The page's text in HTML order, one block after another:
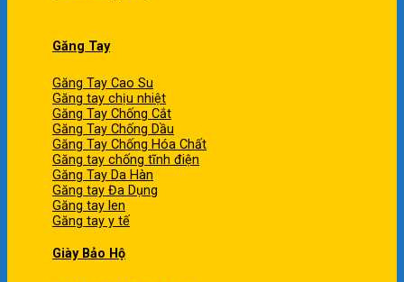
Găng Tay
Găng Tay Cao Su
Găng tay chịu nhiệt
Găng Tay Chống Cắt
Găng Tay Chống Dầu
Găng Tay Chống Hóa Chất
Găng tay chống tĩnh điện
Găng Tay Da Hàn
Găng tay Đa Dụng
Găng tay len
Găng tay y tế
Giày Bảo Hộ